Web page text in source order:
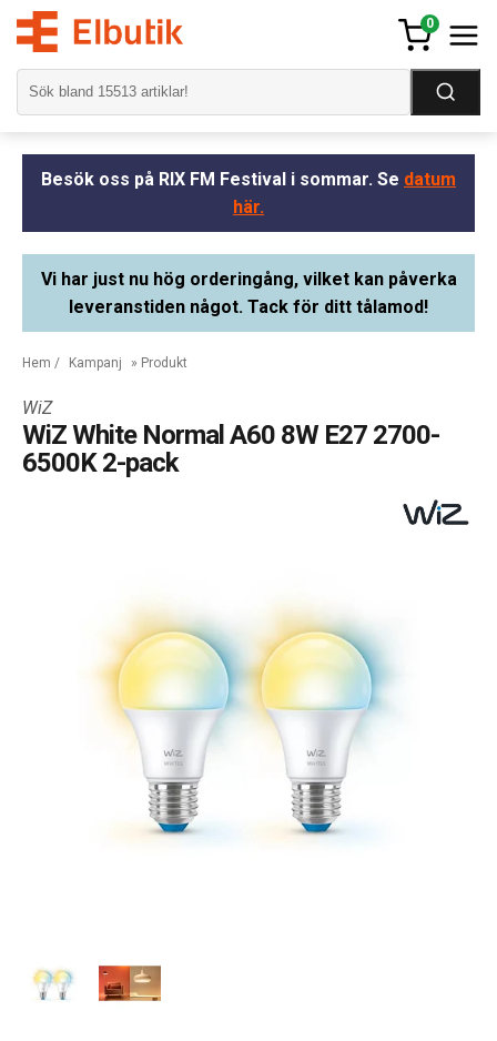
0
Besök oss på RIX FM Festival i sommar. Se datum
här.
Vi har just nu hög orderingång, vilket kan påverka
leveranstiden något. Tack för ditt tålamod!
Hem / Kampanj » Produkt
WiZ
WiZ White Normal A60 8W E27 2700-
6500K 2-pack